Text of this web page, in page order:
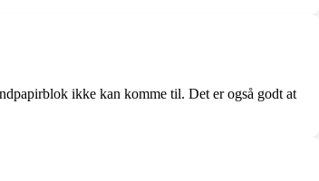
ikke kan komme til. Det er også godt at